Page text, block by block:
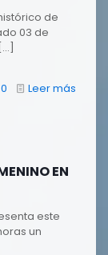
de
03 de
[…]
0 Leer más
EN
este
un